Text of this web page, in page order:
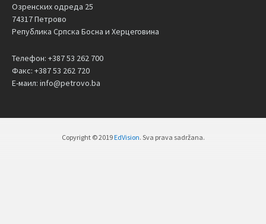
Озренских одреда 25
74317 Петрово
Република Српска Босна и Херцеговина
Телефон: +387 53 262 700
Факс: +387 53 262 720
Е-маил: info@petrovo.ba
Copyright © 2019 EdVision. Sva prava sadržana.